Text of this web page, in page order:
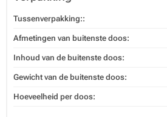
Tussenverpakking::
Afmetingen van buitenste doos:
Inhoud van de buitenste doos:
Gewicht van de buitenste doos:
Hoeveelheid per doos: